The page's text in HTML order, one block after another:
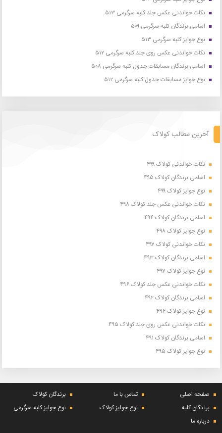
نکات خواندنی عکس جلد کلبه سرگرمی ۵۱۳
اسامی برندگان کلبه سرگرمی ۵۰۹
نوع جوایز کلبه سرگرمی ۵۱۳
نکات خواندنی عکس روی جلد کلبه سرگرمی ۵۱۲
اسامی برندگان مسابقات جدول کلبه سرگرمی ۵۰۸
نوع جوایز مسابقات جدول کلبه سرگرمی ۵۱۲
آخرین مطالب کولاک
نکات خواندنی کولاک ۴۹۹
اسامی برندگان کولاک ۴۹۵
نوع جوایز کولاک ۴۹۹
نکات خواندنی عکس جلد کولاک ۴۹۸
اسامی برندگان کولاک ۴۹۴
نوع جوایز کولاک ۴۹۸
نکات خواندنی کولاک ۴۹۷
اسامی برندگان کولاک ۴۹۳
نوع جوایز کولاک ۴۹۷
نکات خواندنی عکس جلد کولاک ۴۹۶
اسامی برندگان کولاک ۴۹۲
نوع جوایز کولاک ۴۹۶
نکات خواندنی عکس روی جلد کولاک ۴۹۵
اسامی برندگان کولاک ۴۹۱
نوع جوایز کولاک ۴۹۵
صفحه اصلی تماس با ما
برندگان کولاک
برندگان کلبه
نوع جوایز کولاک
نوع جوایز کلبه سرگرمی
درباره ما